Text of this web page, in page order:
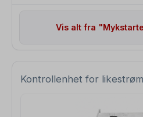
Vis alt fra
Kontrollenhet for likestrøm